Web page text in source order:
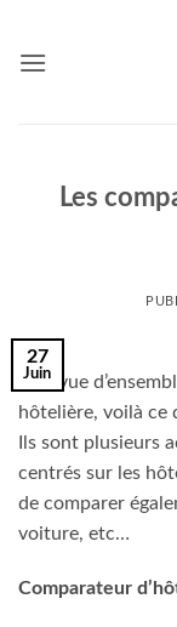
contenu
Les
27
Juin
Une vue
hôtelière, voilà ce
Ils sont plusieurs
centrés sur les
de comparer
voiture, etc…
Comparateur